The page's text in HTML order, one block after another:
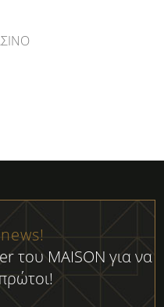
του MAISON για να